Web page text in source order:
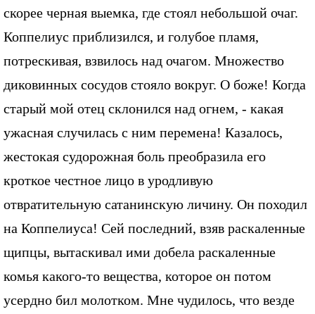
скорее черная выемка, где стоял небольшой очаг.
Коппелиус приблизился, и голубое пламя,
потрескивая, взвилось над очагом. Множество
диковинных сосудов стояло вокруг. О боже! Когда
старый мой отец склонился над огнем, - какая
ужасная случилась с ним перемена! Казалось,
жестокая судорожная боль преобразила его
кроткое честное лицо в уродливую
отвратительную сатанинскую личину. Он походил
на Коппелиуса! Сей последний, взяв раскаленные
щипцы, вытаскивал ими добела раскаленные
комья какого-то вещества, которое он потом
усердно бил молотком. Мне чудилось, что везде